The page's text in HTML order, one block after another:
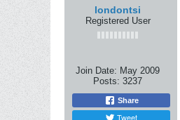
londontsi
Registered User
Join Date: May 2009
Posts: 3237
Share
Tweet